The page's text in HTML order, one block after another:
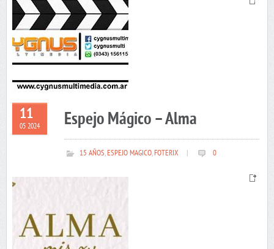
11
05 2024 Espejo Mágico – Alma
15 AÑOS,ESPEJO MAGICO,FOTERIX 0